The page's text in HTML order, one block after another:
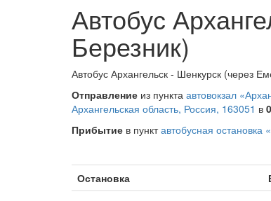
Автобус
Березник)
Автобус Архангельск - Шенкурск (через
Отправление из пункта автовокзал
Архангельская область, Россия, 163051 в
Прибытие в пунктавтобусная
Остановка